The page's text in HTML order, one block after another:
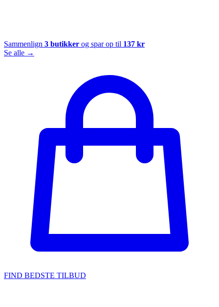
Sammenlign 3 butikker og spar op til 137 kr
Se alle →
FIND BEDSTE TILBUD